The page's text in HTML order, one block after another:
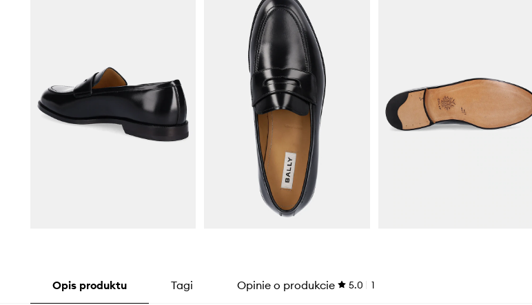
Opis produktu Tagi Opinie o produkcie 5.0 1